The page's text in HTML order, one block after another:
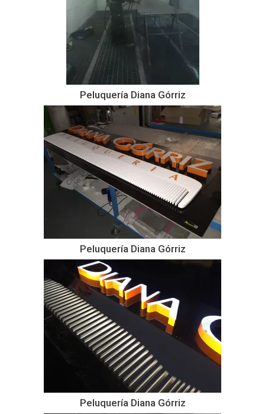
Peluquería Diana Górriz
Peluquería Diana Górriz
Peluquería Diana Górriz